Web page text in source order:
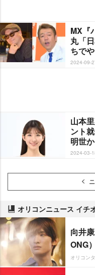
MX『
丸「
ちで
2024-09-
山本
ント
明世
2024-03-
オリコンニュース イチ
向井
ONG
オリコン